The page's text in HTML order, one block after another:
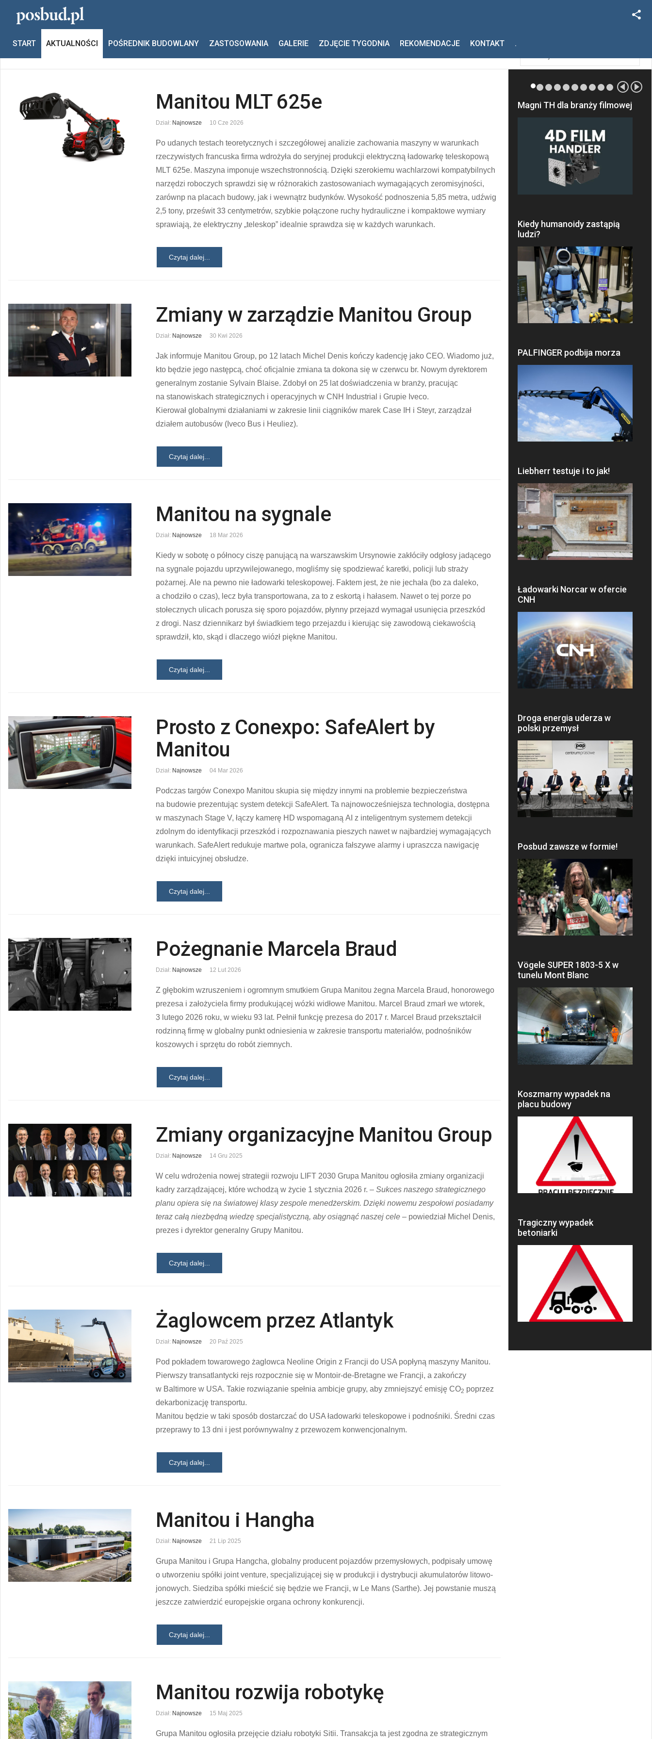
START AKTUALNOŚCI POŚREDNIK BUDOWLANY ZASTOSOWANIA GALERIE ZDJĘCIE TYGODNIA REKOMENDACJE KONTAKT .
Jesteś tutaj: Start Aktualności Manitou
Manitou MLT 625e
Dział: Najnowsze 10 Cze 2026
Po udanych testach teoretycznych i szczegółowej analizie zachowania maszyny w warunkach
rzeczywistych francuska firma wdrożyła do seryjnej produkcji elektryczną ładowarkę teleskopową
MLT 625e. Maszyna imponuje wszechstronnością. Dzięki szerokiemu wachlarzowi kompatybilnych
narzędzi roboczych sprawdzi się w różnorakich zastosowaniach wymagających zeromisyjności,
zarównp na placach budowy, jak i wewnątrz budynków. Wysokość podnoszenia 5,85 metra, udźwig
2,5 tony, prześwit 33 centymetrów, szybkie połączone ruchy hydrauliczne i kompaktowe wymiary
sprawiają, że elektryczny „teleskop” idealnie sprawdza się w każdych warunkach.
Czytaj dalej...
Zmiany w zarządzie Manitou Group
Dział: Najnowsze 30 Kwi 2026
Jak informuje Manitou Group, po 12 latach Michel Denis kończy kadencję jako CEO. Wiadomo już,
kto będzie jego następcą, choć oficjalnie zmiana ta dokona się w czerwcu br. Nowym dyrektorem
generalnym zostanie Sylvain Blaise. Zdobył on 25 lat doświadczenia w branży, pracując
na stanowiskach strategicznych i operacyjnych w CNH Industrial i Grupie Iveco.
Kierował globalnymi działaniami w zakresie linii ciągników marek Case IH i Steyr, zarządzał
działem autobusów (Iveco Bus i Heuliez).
Czytaj dalej...
Manitou na sygnale
Dział: Najnowsze 18 Mar 2026
Kiedy w sobotę o północy ciszę panującą na warszawskim Ursynowie zakłóciły odgłosy jadącego
na sygnale pojazdu uprzywilejowanego, mogliśmy się spodziewać karetki, policji lub straży
pożarnej. Ale na pewno nie ładowarki teleskopowej. Faktem jest, że nie jechała (bo za daleko,
a chodziło o czas), lecz była transportowana, za to z eskortą i hałasem. Nawet o tej porze po
stołecznych ulicach porusza się sporo pojazdów, płynny przejazd wymagał usunięcia przeszkód
z drogi. Nasz dziennikarz był świadkiem tego przejazdu i kierując się zawodową ciekawością
sprawdził, kto, skąd i dlaczego wiózł piękne Manitou.
Czytaj dalej...
Prosto z Conexpo: SafeAlert by
Manitou
Dział: Najnowsze 04 Mar 2026
Podczas targów Conexpo Manitou skupia się między innymi na problemie bezpieczeństwa
na budowie prezentując system detekcji SafeAlert. Ta najnowocześniejsza technologia, dostępna
w maszynach Stage V, łączy kamerę HD wspomaganą AI z inteligentnym systemem detekcji
zdolnym do identyfikacji przeszkód i rozpoznawania pieszych nawet w najbardziej wymagających
warunkach. SafeAlert redukuje martwe pola, ogranicza fałszywe alarmy i upraszcza nawigację
dzięki intuicyjnej obsłudze.
Czytaj dalej...
Pożegnanie Marcela Braud
Dział: Najnowsze 12 Lut 2026
Z głębokim wzruszeniem i ogromnym smutkiem Grupa Manitou żegna Marcela Braud, ​​honorowego
prezesa i założyciela firmy produkującej wózki widłowe Manitou. Marcel Braud zmarł we wtorek,
3 lutego 2026 roku, w wieku 93 lat. Pełnił funkcję prezesa do 2017 r. Marcel Braud przekształcił
rodzinną firmę w globalny punkt odniesienia w zakresie transportu materiałów, podnośników
koszowych i sprzętu do robót ziemnych.
Czytaj dalej...
Zmiany organizacyjne Manitou Group
Dział: Najnowsze 14 Gru 2025
W celu wdrożenia nowej strategii rozwoju LIFT 2030 Grupa Manitou ogłosiła zmiany organizacji
kadry zarządzającej, które wchodzą w życie 1 stycznia 2026 r.– Sukces naszego strategicznego
planu opiera się na światowej klasy zespole menedżerskim. Dzięki nowemu zespołowi posiadamy
teraz całą niezbędną wiedzę specjalistyczną, aby osiągnąć naszej cele – powiedział Michel Denis,
prezes i dyrektor generalny Grupy Manitou.
Czytaj dalej...
Żaglowcem przez Atlantyk
Dział: Najnowsze 20 Paź 2025
Pod pokładem towarowego żaglowca Neoline Origin z Francji do USA popłyną maszyny Manitou.
Pierwszy transatlantycki rejs rozpocznie się w Montoir-de-Bretagne we Francji, a zakończy
w Baltimore w USA. Takie rozwiązanie spełnia ambicje grupy, aby zmniejszyć emisję CO2 poprzez
dekarbonizację transportu.
Manitou będzie w taki sposób dostarczać do USA ładowarki teleskopowe i podnośniki. Średni czas
przeprawy to 13 dni i jest porównywalny z przewozem konwencjonalnym.
Czytaj dalej...
Manitou i Hangha
Dział: Najnowsze 21 Lip 2025
Grupa Manitou i Grupa Hangcha, globalny producent pojazdów przemysłowych, podpisały umowę
o utworzeniu spółki joint venture, specjalizującej się w produkcji i dystrybucji akumulatorów litowo-
jonowych. Siedziba spółki mieścić się będzie we Francji, w Le Mans (Sarthe). Jej powstanie muszą
jeszcze zatwierdzić europejskie organa ochrony konkurencji.
Czytaj dalej...
Manitou rozwija robotykę
Dział: Najnowsze 15 Maj 2025
Grupa Manitou ogłosiła przejęcie działu robotyki Sitii. Transakcja ta jest zgodna ze strategicznym
Magni TH dla branży filmowej
Kiedy humanoidy zastąpią
ludzi?
PALFINGER podbija morza
Liebherr testuje i to jak!
Ładowarki Norcar w ofercie
CNH
Droga energia uderza w
polski przemysł
Posbud zawsze w formie!
Vögele SUPER 1803-5 X w
tunelu Mont Blanc
Koszmarny wypadek na
placu budowy
Tragiczny wypadek
betoniarki